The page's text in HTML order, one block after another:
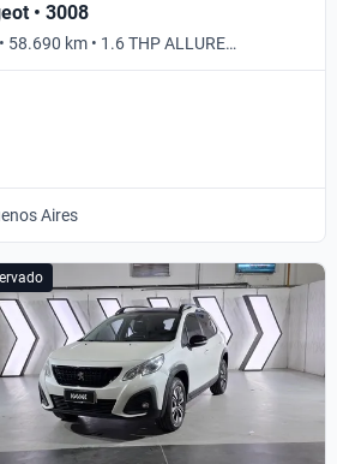
• 3008
58.690 km • 1.6 THP ALLURE
• Automático
Aires